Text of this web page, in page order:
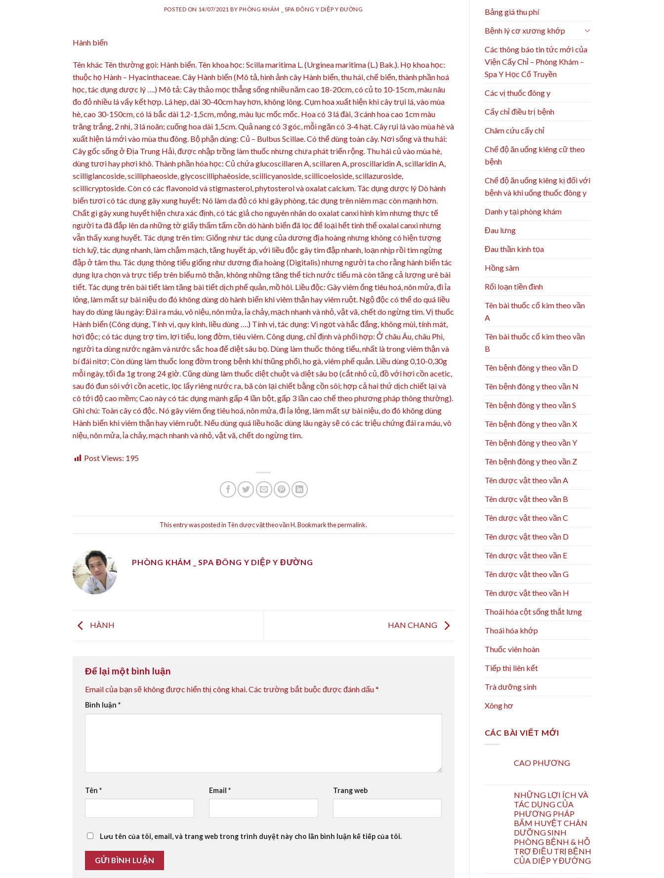
POSTED ON 14/07/2021 BYPHÒNG KHÁM _ SPA ĐÔNG Y DIỆP Y ĐƯỜNG
Hành biển
Tên khác Tên thường gọi: Hành biển. Tên khoa học: Scilla maritima L. (Urginea maritima (L.) Bak.). Họ khoa học:
thuộc họ Hành – Hyacinthaceae. Cây Hành biển (Mô tả, hình ảnh cây Hành biển, thu hái, chế biến, thành phần hoá
học, tác dụng dược lý ….) Mô tả: Cây thảo mọc thẳng sống nhiều năm cao 18-20cm, có củ to 10-15cm, màu nâu
đo đỏ nhiều lá vẩy kết hợp. Lá hẹp, dài 30-40cm hay hơn, không lông. Cụm hoa xuất hiện khi cây trụi lá, vào mùa
hè, cao 30-150cm, có lá bắc dài 1,2-1,5cm, mỏng, màu lục mốc mốc. Hoa có 3 lá đài, 3 cánh hoa cao 1cm màu
trăng trắng, 2 nhị, 3 lá noãn; cuống hoa dài 1,5cm. Quả nang có 3 góc, mỗi ngăn có 3-4 hạt. Cây rụi lá vào mùa hè và
xuất hiện lá mới vào mùa thu đông. Bộ phận dùng: Củ – Bulbus Scillae. Có thể dùng toàn cây. Nơi sống và thu hái:
Cây gốc sống ở Địa Trung Hải, được nhập trồng làm thuốc nhưng chưa phát triển rộng. Thu hái củ vào mùa hè,
dùng tươi hay phơi khô. Thành phần hóa học: Củ chứa glucoscillaren A, scillaren A, proscillaridin A, scillaridin A,
scilliglancoside, scilliphaeoside, glycoscilliphaêoside, scillicyanoside, scillicoeloside, scillazuroside,
scillicryptoside. Còn có các flavonoid và stigmasterol, phytosterol và oxalat calcium. Tác dụng dược lý Dò hành
biển tươi có tác dụng gây xung huyết: Nó làm da đỏ có khi gây phòng, tác dụng trên niêm mạc còn mạnh hơn.
Chất gì gây xung huyết hiện chưa xác định, có tác giả cho nguyên nhân do oxalat canxi hình kim nhưng thực tế
người ta đã đắp lên da những tờ giấy thấm tẩm cồn dò hành biển đã lọc để loại hết tinh thể oxalal canxi nhưng
vẫn thấy xung huyết. Tác dụng trên tim: Giống như tác dụng của dương địa hoàng nhưng không có hiện tượng
tích luỹ, tác dụng nhanh, làm chậm mạch, tăng huyết áp, với liều độc gây tim đập nhanh, loạn nhịp rồi tim ngừng
đập ở tâm thu. Tác dụng thông tiểu giống như dương địa hoàng (Digitalis) nhưng người ta cho rằng hành biển tác
dụng lựa chọn và trực tiếp trên biểu mô thận, không những tăng thể tích nước tiểu mà còn tăng cả lượng urê bài
tiết. Tác dụng trên bài tiết làm tăng bài tiết dịch phế quản, mồ hôi. Liều độc: Gây viêm ống tiêu hoá, nôn mửa, đi ỉa
lỏng, làm mất sự bài niệu do đó không dùng dò hành biển khi viêm thận hay viêm ruột. Ngộ độc có thể do quá liều
hay do dùng lâu ngày: Đái ra máu, vô niệu, nôn mửa, ỉa chảy, mạch nhanh và nhỏ, vật vã, chết do ngừng tim. Vị thuốc
Hành biển (Công dụng, Tính vị, quy kinh, liều dùng ….) Tính vị, tác dụng: Vị ngọt và hắc đắng, không mùi, tính mát,
hơi độc; có tác dụng trợ tim, lợi tiểu, long đờm, tiêu viêm. Công dụng, chỉ định và phối hợp: Ở châu Âu, châu Phi,
người ta dùng nước ngâm và nước sắc hoa để diệt sâu bọ. Dùng làm thuốc thông tiểu, nhất là trong viêm thận và
bí đái nitơ; Còn dùng làm thuốc long đờm trong bệnh khí thũng phổi, ho gà, viêm phế quản. Liều dùng 0,10-0,30g
mỗi ngày, tối đa 1g trong 24 giờ. Cũng dùng làm thuốc diệt chuột và diệt sâu bọ (cắt nhỏ củ, đồ với hơi cồn acetic,
sau đó đun sôi với cồn acetic, lọc lấy riêng nước ra, bã còn lại chiết bằng cồn sôi; hợp cả hai thứ dịch chiết lại và
cô tới độ cao mềm; Cao này có tác dụng mạnh gấp 4 lần bột, gấp 3 lần cao chế theo phương pháp thông thường).
Ghi chú: Toàn cây có độc. Nó gây viêm ống tiêu hoá, nôn mửa, đi ỉa lỏng, làm mất sự bài niệu, do đó không dùng
Hành biển khi viêm thận hay viêm ruột. Nếu dùng quá liều hoặc dùng lâu ngày sẽ có các triệu chứng đái ra máu, vô
niệu, nôn mửa, ỉa chảy, mạch nhanh và nhỏ, vật vã, chết do ngừng tim.
Post Views: 195
This entry was posted in Tên dược vật theo vần H. Bookmark thepermalink.
PHÒNG KHÁM _ SPA ĐÔNG Y DIỆP Y ĐƯỜNG
HÀNH HAN CHANG
Để lại một bình luận
Email của bạn sẽ không được hiển thị công khai.Các trường bắt buộc được đánh dấu*
Bình luận *
Tên * Email * Trang web
Lưu tên của tôi, email, và trang web trong trình duyệt này cho lần bình luận kế tiếp của tôi.
Bảng giá thu phí
Bệnh lý cơ xương khớp
Các thông báo tin tức mới của
Viện Cấy Chỉ – Phòng Khám –
Spa Y Học Cổ Truyền
Các vị thuốc đông y
Cấy chỉ điều trị bệnh
Châm cứu cấy chỉ
Chế độ ăn uống kiêng cữ theo
bệnh
Chế độ ăn uống kiêng kị đối với
bệnh và khi uống thuốc đông y
Danh y tại phòng khám
Đau lưng
Đau thần kinh tọa
Hồng sâm
Rối loạn tiền đình
Tên bài thuốc cổ kim theo vần
A
Tên bài thuốc cổ kim theo vần
B
Tên bệnh đông y theo vần D
Tên bệnh đông y theo vần N
Tên bệnh đông y theo vần S
Tên bệnh đông y theo vần X
Tên bệnh đông y theo vần Y
Tên bệnh đông y theo vần Z
Tên dược vật theo vần A
Tên dược vật theo vần B
Tên dược vật theo vần C
Tên dược vật theo vần D
Tên dược vật theo vần E
Tên dược vật theo vần G
Tên dược vật theo vần H
Thoái hóa cột sống thắt lưng
Thoái hóa khớp
Thuốc viên hoàn
Tiếp thị liên kết
Trà dưỡng sinh
Xông hơ
CÁC BÀI VIẾT MỚI
CAO PHƯƠNG
NHỮNG LỢI ÍCH VÀ
TÁC DỤNG CỦA
PHƯƠNG PHÁP
BẤM HUYỆT CHÂN
DƯỠNG SINH
PHÒNG BỆNH & HỖ
TRỢ ĐIỀU TRỊ BỆNH
CỦA DIỆP Y ĐƯỜNG